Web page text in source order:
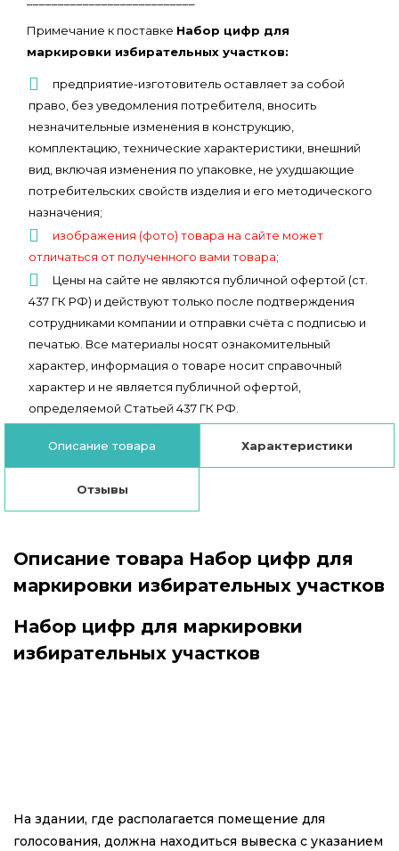
Примечание к поставке Набор цифр для
маркировки избирательных участков:
предприятие-изготовитель оставляет за собой
право, без уведомления потребителя, вносить
незначительные изменения в конструкцию,
комплектацию, технические характеристики, внешний
вид, включая изменения по упаковке, не ухудшающие
потребительских свойств изделия и его методического
назначения;
изображения (фото) товара на сайте может
отличаться от полученного вами товара;
Цены на сайте не являются публичной офертой (ст.
437 ГК РФ) и действуют только после подтверждения
сотрудниками компании и отправки счёта с подписью и
печатью. Все материалы носят ознакомительный
характер, информация о товаре носит справочный
характер и не является публичной офертой,
определяемой Статьей 437 ГК РФ.
Описание товара Характеристики
Отзывы
Описание товара Набор цифр для
маркировки избирательных участков
Набор цифр для маркировки
избирательных участков
На здании, где располагается помещение для
голосования, должна находиться вывеска с указанием